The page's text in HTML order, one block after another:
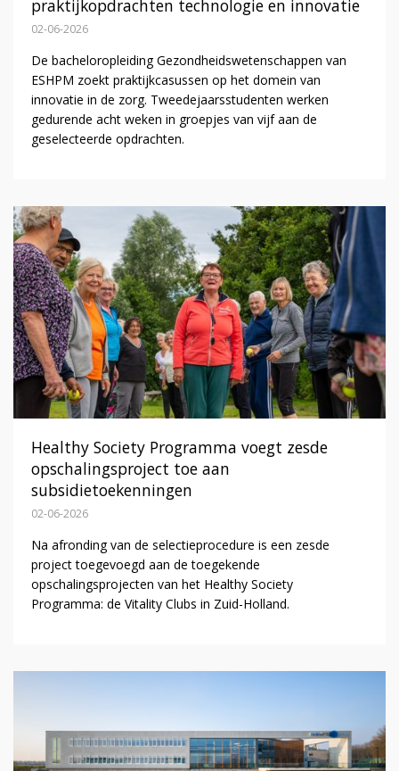
praktijkopdrachten technologie en innovatie
02-06-2026
De bacheloropleiding Gezondheidswetenschappen van
ESHPM zoekt praktijkcasussen op het domein van
innovatie in de zorg. Tweedejaarsstudenten werken
gedurende acht weken in groepjes van vijf aan de
geselecteerde opdrachten.
Healthy Society Programma voegt zesde
opschalingsproject toe aan
subsidietoekenningen
02-06-2026
Na afronding van de selectieprocedure is een zesde
project toegevoegd aan de toegekende
opschalingsprojecten van het Healthy Society
Programma: de Vitality Clubs in Zuid-Holland.